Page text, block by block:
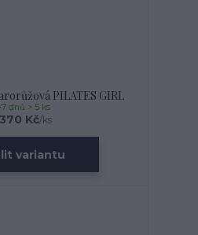
PILATES GIRL
Kč/ks
7 dnů > 5 ks
variantu